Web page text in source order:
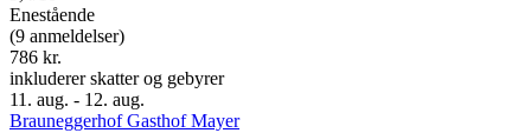
Enestående
(9 anmeldelser)
786 kr.
inkluderer skatter og gebyrer
11. aug. - 12. aug.
Brauneggerhof Gasthof Mayer